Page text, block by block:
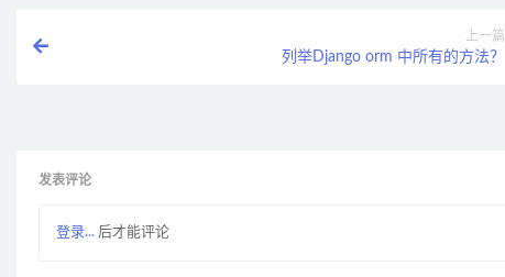
上一篇
列举Django orm 中所有的方法？
发表评论
登录... 后才能评论